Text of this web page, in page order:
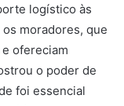
logístico às
moradores, que
ofereciam
o poder de
foi essencial